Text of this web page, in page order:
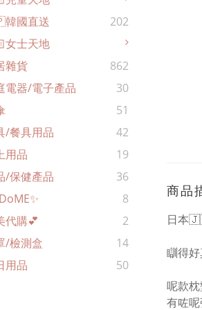
國直送
202
女士天地
雜貨
862
電器/電子產品
30
51
/餐具用品
42
用品
19
/保健產品
36
8
代購💕
2
/檢測盒
14
用品
50
商品
日本
瞓得
呢款
有咗